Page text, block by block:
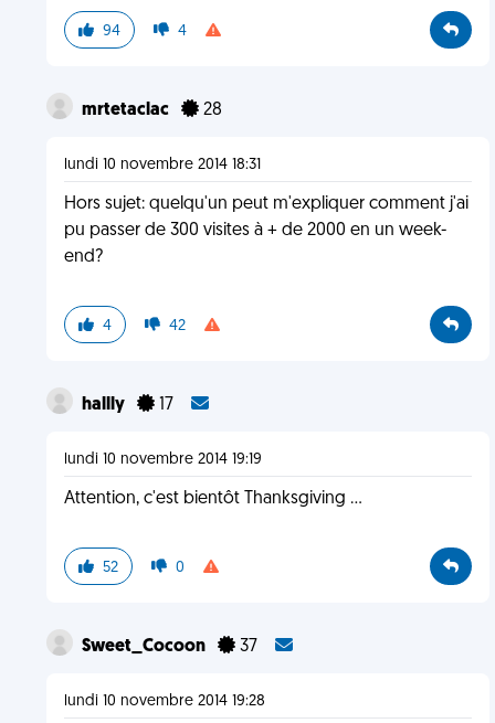
94 4
mrtetaclac 28
lundi 10 novembre 2014 18:31
Hors sujet: quelqu'un peut m'expliquer comment j'ai
pu passer de 300 visites à + de 2000 en un week-
end?
4 42
hallly 17
lundi 10 novembre 2014 19:19
Attention, c'est bientôt Thanksgiving ...
52 0
Sweet_Cocoon 37
lundi 10 novembre 2014 19:28